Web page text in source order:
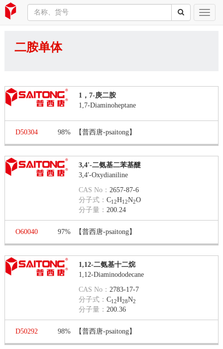
二胺单体
1，7-庚二胺
1,7-Diaminoheptane
D50304 98% 【普西唐-psaitong】
3,4'-二氨基二苯基醚
3,4′-Oxydianiline
CAS No：2657-87-6
分子式：C12H12N2O
分子量：200.24
O60040 97% 【普西唐-psaitong】
1,12-二氨基十二烷
1,12-Diaminododecane
CAS No：2783-17-7
分子式：C12H28N2
分子量：200.36
D50292 98% 【普西唐-psaitong】